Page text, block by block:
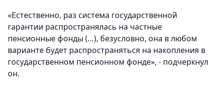
«Естественно, раз система государственной
гарантии распространялась на частные
пенсионные фонды (…), безусловно, она в любом
варианте будет распространяться на накопления в
государственном пенсионном фонде», - подчеркнул
он.